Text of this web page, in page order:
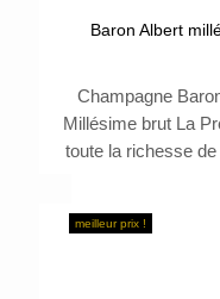
Baron Albert
Champagne
Millésime brut La
toute la richesse
meilleur prix !